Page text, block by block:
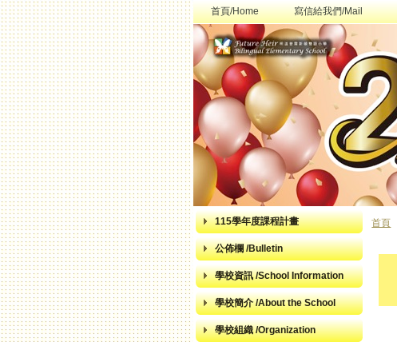
首頁/Home 寫信給我們/Mail
115學年度課程計畫
公佈欄 /Bulletin
學校資訊 /School Information
學校簡介 /About the School
學校組織 /Organization
首頁